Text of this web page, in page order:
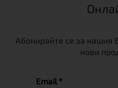
Абонирайте се за нашия
нови
Email *